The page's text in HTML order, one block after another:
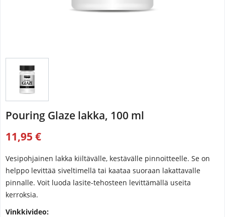
Pouring Glaze lakka, 100 ml
11,95 €
Vesipohjainen lakka kiiltävälle, kestävälle pinnoitteelle. Se on
helppo levittää siveltimellä tai kaataa suoraan lakattavalle
pinnalle. Voit luoda lasite-tehosteen levittämällä useita
kerroksia.
Vinkkivideo: